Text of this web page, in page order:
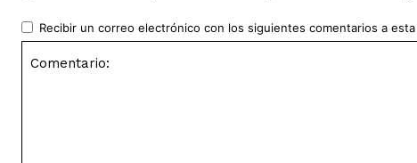
Recibir un correo electrónico con los siguientes comentarios a